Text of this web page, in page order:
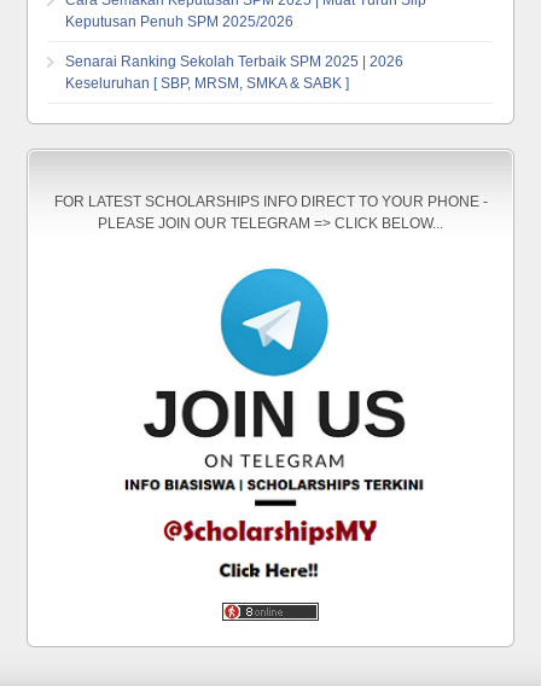
Keputusan Penuh SPM 2025/2026
Senarai Ranking Sekolah Terbaik SPM 2025 | 2026
Keseluruhan [ SBP, MRSM, SMKA & SABK ]
FOR LATEST SCHOLARSHIPS INFO DIRECT TO YOUR PHONE -
PLEASE JOIN OUR TELEGRAM => CLICK BELOW...